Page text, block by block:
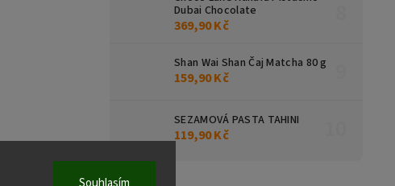
Dubai Chocolate
369,90 Kč
Shan Wai Shan Čaj Matcha 80 g
159,90 Kč
SEZAMOVÁ PASTA TAHINI
119,90 Kč